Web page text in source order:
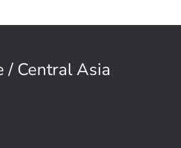
/ Central Asia